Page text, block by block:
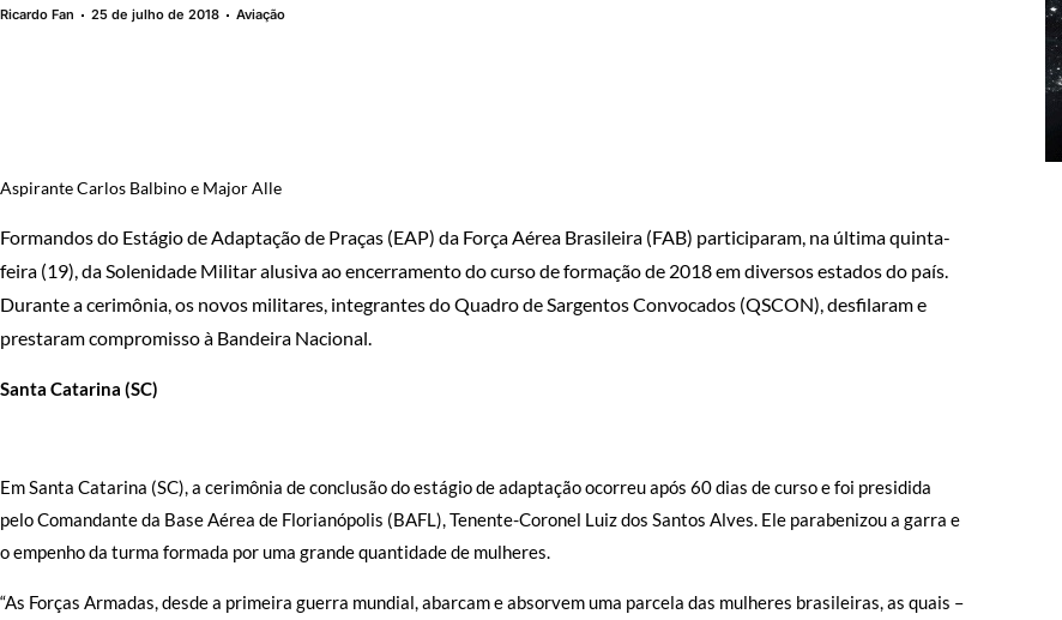
Ricardo Fan 25 de julho de 2018 Aviação
Aspirante Carlos Balbino e Major Alle
Formandos do Estágio de Adaptação de Praças (EAP) da Força Aérea Brasileira (FAB) participaram, na última quinta-
feira (19), da Solenidade Militar alusiva ao encerramento do curso de formação de 2018 em diversos estados do país.
Durante a cerimônia, os novos militares, integrantes do Quadro de Sargentos Convocados (QSCON), desfilaram e
prestaram compromisso à Bandeira Nacional.
Santa Catarina (SC)
Em Santa Catarina (SC), a cerimônia de conclusão do estágio de adaptação ocorreu após 60 dias de curso e foi presidida
pelo Comandante da Base Aérea de Florianópolis (BAFL), Tenente-Coronel Luiz dos Santos Alves. Ele parabenizou a garra e
o empenho da turma formada por uma grande quantidade de mulheres.
“As Forças Armadas, desde a primeira guerra mundial, abarcam e absorvem uma parcela das mulheres brasileiras, as quais –